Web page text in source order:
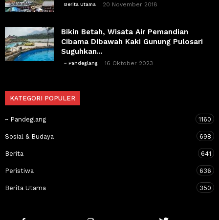
Berita Utama 20 November 2018
Bikin Betah, Wisata Air Pemandian
Cibama Dibawah Kaki Gunung Pulosari
Suguhkan...
~ Pandeglang 16 Oktober 2023
KATEGORI POPULER
~ Pandeglang 1160
Sosial & Budaya 698
Berita 641
Peristiwa 636
Berita Utama 350